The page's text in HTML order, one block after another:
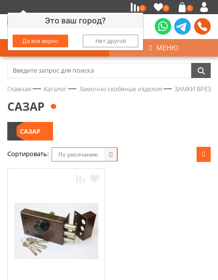
Это ваш город?
Да все верно Нет другой
0 0 0
КАТАЛОГ МЕНЮ
Замочно-скобяные изделия
Колеса
Круги и абразивы
Химия
Хозтовары
Главная Каталог Замочно-скобяные изделия ЗАМКИ
САЗАР
САЗАР
Сортировать: По умолчанию